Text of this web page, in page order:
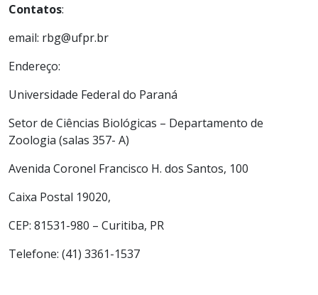
Contatos:
email: rbg@ufpr.br
Endereço:
Universidade Federal do Paraná
Setor de Ciências Biológicas – Departamento de
Zoologia (salas 357- A)
Avenida Coronel Francisco H. dos Santos, 100
Caixa Postal 19020,
CEP: 81531-980 – Curitiba, PR
Telefone: (41) 3361-1537